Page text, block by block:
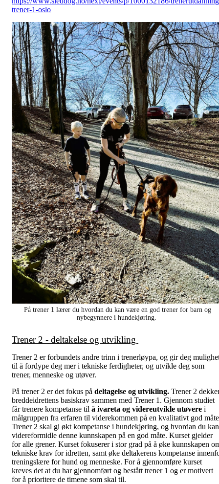
trener-1-oslo
På trener 1 lærer du hvordan du kan være en god trener for barn og
nybegynnere i hundekjøring.
Trener 2 - deltakelse og utvikling
Trener 2 er forbundets andre trinn i trenerløypa, og gir deg
til å fordype deg mer i tekniske ferdigheter, og utvikle deg som
trener, menneske og utøver.
På trener 2 er det fokus på deltagelse og utvikling. Trener 2
breddeidrettens basiskrav sammen med Trener 1. Gjennom studiet
får trenere kompetanse til å ivareta og videreutvikle utøvere i
målgruppen fra erfaren til viderekommen på en kvalitativt god
Trener 2 skal gi økt kompetanse i hundekjøring, og hvordan du kan
videreformidle denne kunnskapen på en god måte. Kurset gjelder
for alle grener. Kurset fokuserer i stor grad på å øke kunnskapen
tekniske krav for idretten, samt øke deltakerens kompetanse
treningslære for hund og menneske. For å gjennomføre kurset
kreves det at du har gjennomført og bestått trener 1 og er motivert
for å prioritere de timene som skal til.